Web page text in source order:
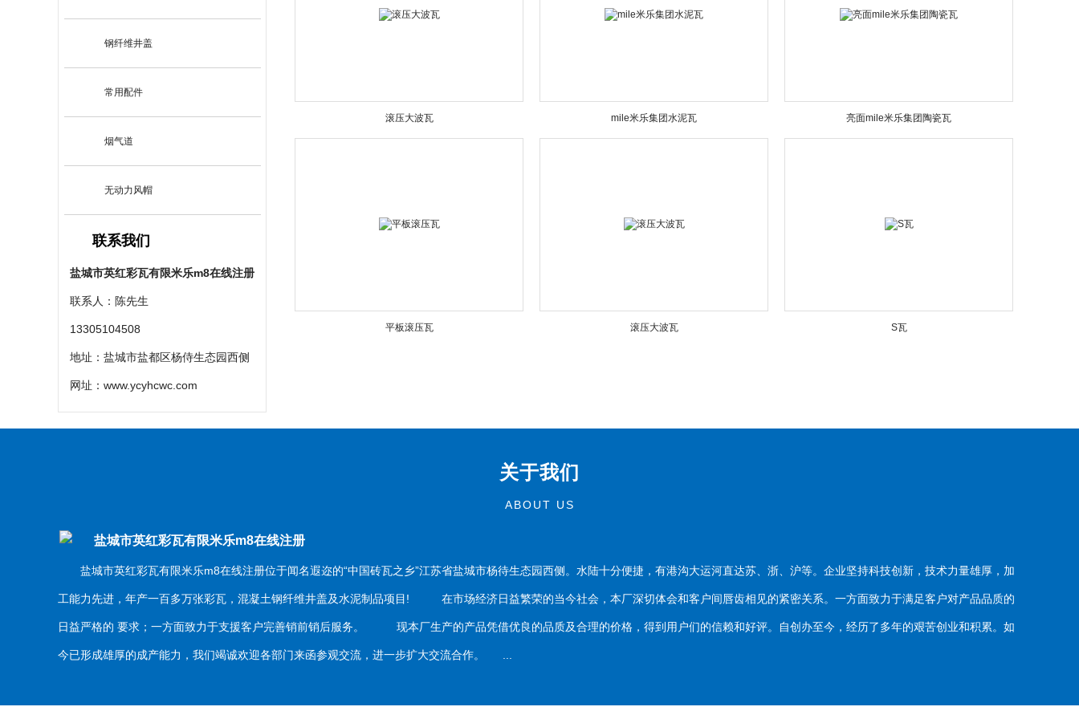
钢纤维井盖
常用配件
烟气道
无动力风帽
联系我们
盐城市英红彩瓦有限米乐m8在线注册
联系人：陈先生
13305104508
地址：盐城市盐都区杨侍生态园西侧
网址： www.ycyhcwc.com
滚压大波瓦 mile米乐集团水泥瓦 亮面mile米乐集团陶瓷瓦
平板滚压瓦 滚压大波瓦 S瓦
关于我们
ABOUT US
盐城市英红彩瓦有限米乐m8在线注册
盐城市英红彩瓦有限米乐m8在线注册位于闻名遐迩的“中国砖瓦之乡”江苏省盐城市杨待生态园西侧。水陆十分便捷，有港沟大运河直达苏、浙、沪等。企业坚持科技创新，技术力量雄厚，加
工能力先进，年产一百多万张彩瓦，混凝土钢纤维井盖及水泥制品项目! 在市场经济日益繁荣的当今社会，本厂深切体会和客户间唇齿相见的紧密关系。一方面致力于满足客户对产品品质的
日益严格的 要求；一方面致力于支援客户完善销前销后服务。 现本厂生产的产品凭借优良的品质及合理的价格，得到用户们的信赖和好评。自创办至今，经历了多年的艰苦创业和积累。如
今已形成雄厚的成产能力，我们竭诚欢迎各部门来函参观交流，进一步扩大交流合作。 ...